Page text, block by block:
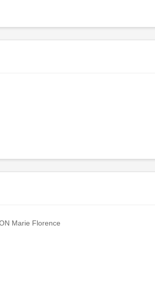
Marie Florence